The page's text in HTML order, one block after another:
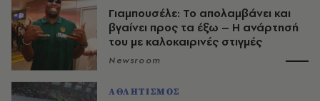
Γιαμπουσέλε: Το απολαμβάνει και
βγαίνει προς τα έξω – Η ανάρτησή
του με καλοκαιρινές στιγμές
Newsroom
ΑΘΛΗΤΙΣΜΟΣ